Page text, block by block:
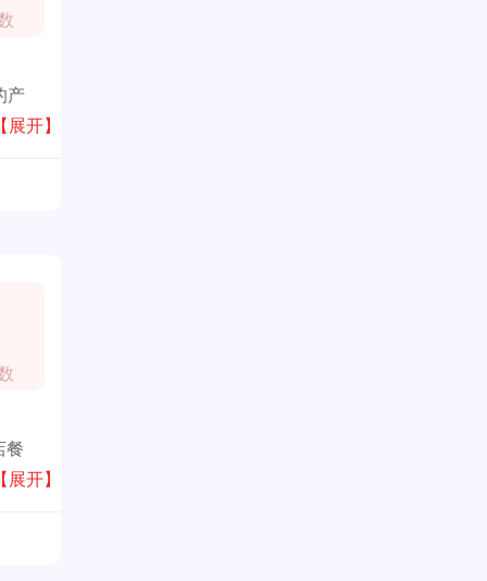
产
受全
【展开】
餐
共场
【展开】